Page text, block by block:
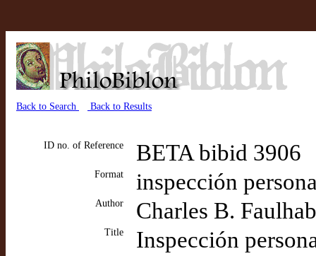
Back to Search Back to Results
ID no. of Reference BETA bibid 3906
Format inspección
Author Charles B.
Title Inspección